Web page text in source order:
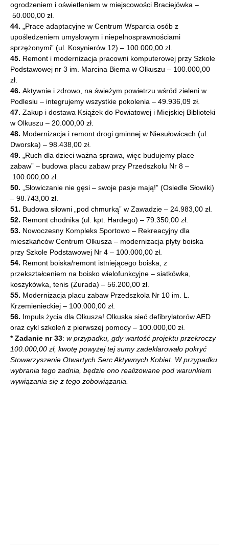
ogrodzeniem i oświetleniem w miejscowości Braciejówka –
50.000,00 zł.
44. „Prace adaptacyjne w Centrum Wsparcia osób z
upośledzeniem umysłowym i niepełnosprawnościami
sprzężonymi” (ul. Kosynierów 12) – 100.000,00 zł.
45. Remont i modernizacja pracowni komputerowej przy Szkole
Podstawowej nr 3 im. Marcina Biema w Olkuszu – 100.000,00
zł.
46. Aktywnie i zdrowo, na świeżym powietrzu wśród zieleni w
Podlesiu – integrujemy wszystkie pokolenia – 49.936,09 zł.
47. Zakup i dostawa Książek do Powiatowej i Miejskiej Biblioteki
w Olkuszu – 20.000,00 zł.
48. Modernizacja i remont drogi gminnej w Niesułowicach (ul.
Dworska) – 98.438,00 zł.
49. „Ruch dla dzieci ważna sprawa, więc budujemy place
zabaw” – budowa placu zabaw przy Przedszkolu Nr 8 –
100.000,00 zł.
50. „Słowiczanie nie gęsi – swoje pasje mają!” (Osiedle Słowiki)
– 98.743,00 zł.
51. Budowa siłowni „pod chmurką” w Zawadzie – 24.983,00 zł.
52. Remont chodnika (ul. kpt. Hardego) – 79.350,00 zł.
53. Nowoczesny Kompleks Sportowo – Rekreacyjny dla
mieszkańców Centrum Olkusza – modernizacja płyty boiska
przy Szkole Podstawowej Nr 4 – 100.000,00 zł.
54. Remont boiska/remont istniejącego boiska, z
przekształceniem na boisko wielofunkcyjne – siatkówka,
koszykówka, tenis (Żurada) – 56.200,00 zł.
55. Modernizacja placu zabaw Przedszkola Nr 10 im. L.
Krzemienieckiej – 100.000,00 zł.
56. Impuls życia dla Olkusza! Olkuska sieć defibrylatorów AED
oraz cykl szkoleń z pierwszej pomocy – 100.000,00 zł.
* Zadanie nr 33: w przypadku, gdy wartość projektu przekroczy
100.000,00 zł, kwotę powyżej tej sumy zadeklarowało pokryć
Stowarzyszenie Otwartych Serc Aktywnych Kobiet. W przypadku
wybrania tego zadnia, będzie ono realizowane pod warunkiem
wywiązania się z tego zobowiązania.